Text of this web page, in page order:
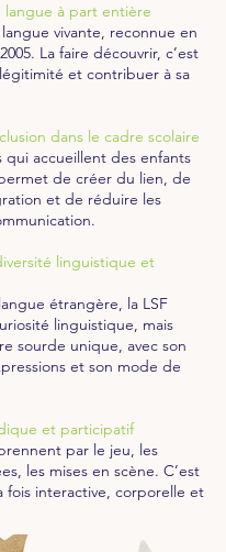
langue à part entière
vivante, reconnue en
La faire découvrir, c’est
et contribuer à sa
dans le cadre scolaire
qui accueillent des enfants
de créer du lien, de
et de réduire les
linguistique et
étrangère, la LSF
linguistique, mais
sourde unique, avec son
et son mode de
et participatif
par le jeu, les
les mises en scène. C’est
fois interactive, corporelle et